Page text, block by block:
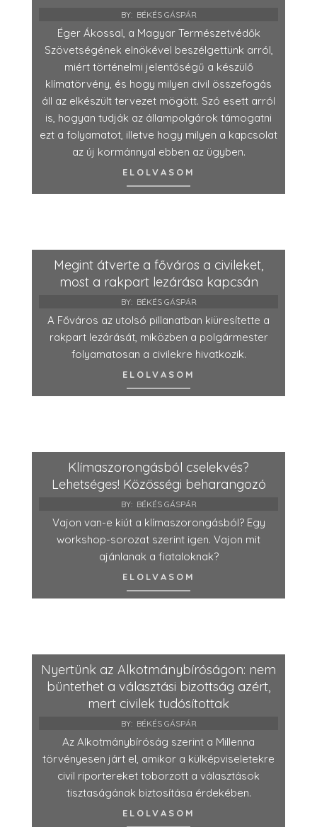
BY: BÉKÉS GÁSPÁR
Éger Ákossal, a Magyar Természetvédők
Szövetségének elnökével beszélgettünk arról,
miért történelmi jelentőségű a készülő
klímatörvény, és hogy milyen civil összefogás
áll az elkészült tervezet mögött. Szó esett arról
is, hogyan tudják az állampolgárok támogatni
ezt a folyamatot, illetve hogy milyen a kapcsolat
az új kormánnyal ebben az ügyben.
ELOLVASOM
Megint átverte a főváros a civileket,
most a rakpart lezárása kapcsán
BY: BÉKÉS GÁSPÁR
A Főváros az utolsó pillanatban kiüresítette a
rakpart lezárását, miközben a polgármester
folyamatosan a civilekre hivatkozik.
ELOLVASOM
Klímaszorongásból cselekvés?
Lehetséges! Közösségi beharangozó
BY: BÉKÉS GÁSPÁR
Vajon van-e kiút a klímaszorongásból? Egy
workshop-sorozat szerint igen. Vajon mit
ajánlanak a fiataloknak?
ELOLVASOM
Nyertünk az Alkotmánybíróságon: nem
büntethet a választási bizottság azért,
mert civilek tudósítottak
BY: BÉKÉS GÁSPÁR
Az Alkotmánybíróság szerint a Millenna
törvényesen járt el, amikor a külképviseletekre
civil riportereket toborzott a választások
tisztaságának biztosítása érdekében.
ELOLVASOM